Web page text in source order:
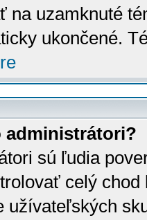
na uzamknuté
ukončené.
administrátori?
sú ľudia
celý
užívateľských